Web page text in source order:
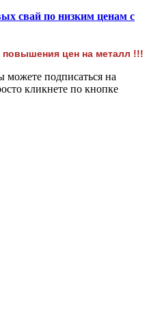
повышения цен на металл !!!
подписаться на
кликнете по кнопке